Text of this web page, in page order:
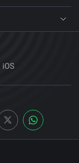
iOS